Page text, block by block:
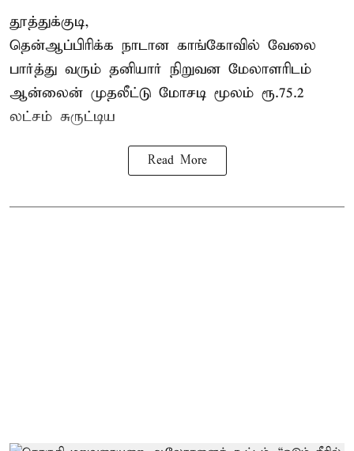
தூத்துக்குடி,
தென்ஆப்பிரிக்க நாடான காங்கோவில் வேலை
பார்த்து வரும் தனியார் நிறுவன மேலாளரிடம்
ஆன்லைன் முதலீட்டு மோசடி மூலம் ரூ.75.2
லட்சம் சுருட்டிய
Read More